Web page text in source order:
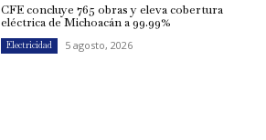
CFE concluye 765 obras y eleva cobertura
eléctrica de Michoacán a 99.99%
Electricidad 5 agosto, 2026